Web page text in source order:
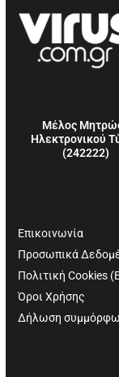
Μέλος
Ηλεκτρονικού
(242222)
Επικοινωνία
Προσωπικά
Πολιτική Cookies
Όροι Χρήσης
Δήλωση